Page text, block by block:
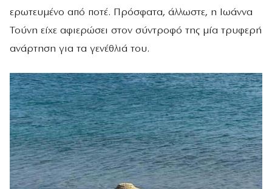
ερωτευμένο από ποτέ. Πρόσφατα, άλλωστε, η Ιωάννα
Τούνη είχε αφιερώσει στον σύντροφό της μία τρυφερή
ανάρτηση για τα γενέθλιά του.